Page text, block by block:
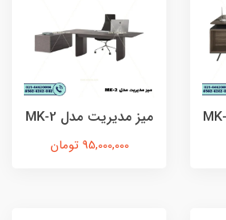
میز مدیریت مدل MK-2
95,000,000 تومان